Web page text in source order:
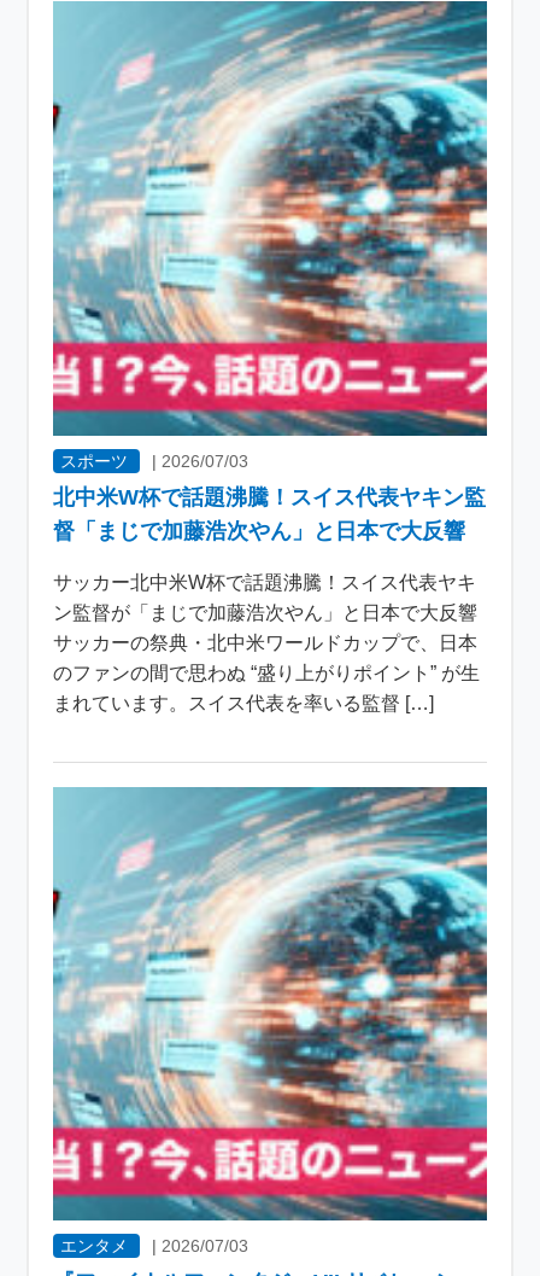
スポーツ | 2026/07/03
北中米W杯で話題沸騰！スイス代表ヤキン監
督「まじで加藤浩次やん」と日本で大反響
サッカー北中米W杯で話題沸騰！スイス代表ヤキ
ン監督が「まじで加藤浩次やん」と日本で大反響
サッカーの祭典・北中米ワールドカップで、日本
のファンの間で思わぬ “盛り上がりポイント” が生
まれています。スイス代表を率いる監督 […]
エンタメ | 2026/07/03